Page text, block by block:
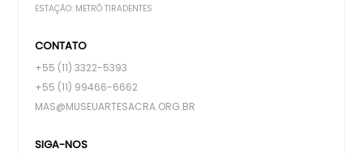
ESTAÇÃO: METRÔ TIRADENTES
CONTATO
+55 (11) 3322-5393
+55 (11) 99466-6662
MAS@MUSEUARTESACRA.ORG.BR
SIGA-NOS